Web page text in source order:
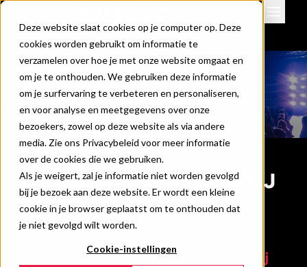
Deze website slaat cookies op je computer op. Deze
cookies worden gebruikt om informatie te
verzamelen over hoe je met onze website omgaat en
om je te onthouden. We gebruiken deze informatie
om je surfervaring te verbeteren en personaliseren,
en voor analyse en meetgegevens over onze
bezoekers, zowel op deze website als via andere
media. Zie ons Privacybeleid voor meer informatie
over de cookies die we gebruiken.
Als je weigert, zal je informatie niet worden gevolgd
bij je bezoek aan deze website. Er wordt een kleine
cookie in je browser geplaatst om te onthouden dat
je niet gevolgd wilt worden.
Cookie-instellingen
Locaties
Evenementen
Downloads & info
Nieuws
Contact
360 view
CONFERENTIE
UNIEKE
CONGRESLOCATIE NABIJ
AMSTERDAM
voor uw conferentie of evenement? Bij